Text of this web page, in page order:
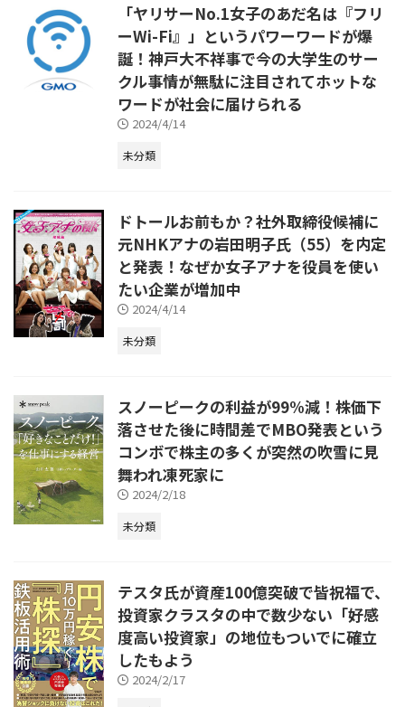
「ヤリサーNo.1女子のあだ名は『フリ
ーWi-Fi』」というパワーワードが爆
誕！神戸大不祥事で今の大学生のサー
クル事情が無駄に注目されてホットな
ワードが社会に届けられる
2024/4/14
未分類
ドトールお前もか？社外取締役候補に
元NHKアナの岩田明子氏（55）を内定
と発表！なぜか女子アナを役員を使い
たい企業が増加中
2024/4/14
未分類
スノーピークの利益が99%減！株価下
落させた後に時間差でMBO発表という
コンボで株主の多くが突然の吹雪に見
舞われ凍死家に
2024/2/18
未分類
テスタ氏が資産100億突破で皆祝福で、
投資家クラスタの中で数少ない「好感
度高い投資家」の地位もついでに確立
したもよう
2024/2/17